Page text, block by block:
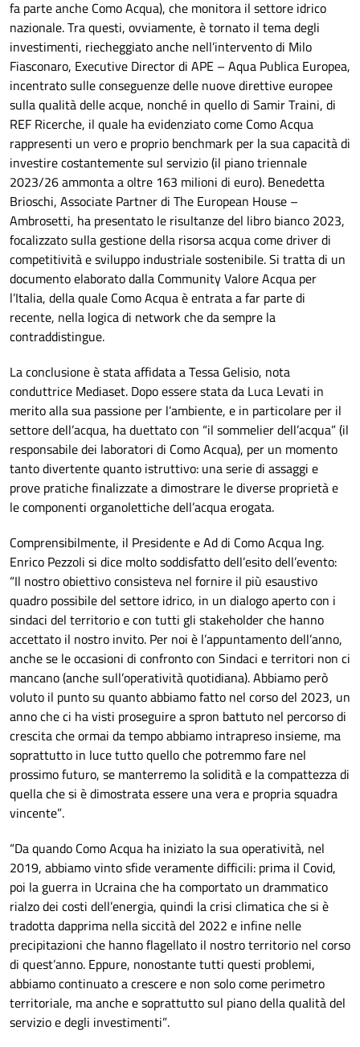
fa parte anche Como Acqua), che monitora il settore idrico
nazionale. Tra questi, ovviamente, è tornato il tema degli
investimenti, riecheggiato anche nell’intervento di Milo
Fiasconaro, Executive Director di APE – Aqua Publica Europea,
incentrato sulle conseguenze delle nuove direttive europee
sulla qualità delle acque, nonché in quello di Samir Traini, di
REF Ricerche, il quale ha evidenziato come Como Acqua
rappresenti un vero e proprio benchmark per la sua capacità di
investire costantemente sul servizio (il piano triennale
2023/26 ammonta a oltre 163 milioni di euro). Benedetta
Brioschi, Associate Partner di The European House –
Ambrosetti, ha presentato le risultanze del libro bianco 2023,
focalizzato sulla gestione della risorsa acqua come driver di
competitività e sviluppo industriale sostenibile. Si tratta di un
documento elaborato dalla Community Valore Acqua per
l’Italia, della quale Como Acqua è entrata a far parte di
recente, nella logica di network che da sempre la
contraddistingue.
La conclusione è stata affidata a Tessa Gelisio, nota
conduttrice Mediaset. Dopo essere stata da Luca Levati in
merito alla sua passione per l’ambiente, e in particolare per il
settore dell’acqua, ha duettato con “il sommelier dell’acqua” (il
responsabile dei laboratori di Como Acqua), per un momento
tanto divertente quanto istruttivo: una serie di assaggi e
prove pratiche finalizzate a dimostrare le diverse proprietà e
le componenti organolettiche dell’acqua erogata.
Comprensibilmente, il Presidente e Ad di Como Acqua Ing.
Enrico Pezzoli si dice molto soddisfatto dell’esito dell’evento:
“Il nostro obiettivo consisteva nel fornire il più esaustivo
quadro possibile del settore idrico, in un dialogo aperto con i
sindaci del territorio e con tutti gli stakeholder che hanno
accettato il nostro invito. Per noi è l’appuntamento dell’anno,
anche se le occasioni di confronto con Sindaci e territori non ci
mancano (anche sull’operatività quotidiana). Abbiamo però
voluto il punto su quanto abbiamo fatto nel corso del 2023, un
anno che ci ha visti proseguire a spron battuto nel percorso di
crescita che ormai da tempo abbiamo intrapreso insieme, ma
soprattutto in luce tutto quello che potremmo fare nel
prossimo futuro, se manterremo la solidità e la compattezza di
quella che si è dimostrata essere una vera e propria squadra
vincente”.
“Da quando Como Acqua ha iniziato la sua operatività, nel
2019, abbiamo vinto sfide veramente difficili: prima il Covid,
poi la guerra in Ucraina che ha comportato un drammatico
rialzo dei costi dell’energia, quindi la crisi climatica che si è
tradotta dapprima nella siccità del 2022 e infine nelle
precipitazioni che hanno flagellato il nostro territorio nel corso
di quest’anno. Eppure, nonostante tutti questi problemi,
abbiamo continuato a crescere e non solo come perimetro
territoriale, ma anche e soprattutto sul piano della qualità del
servizio e degli investimenti”.